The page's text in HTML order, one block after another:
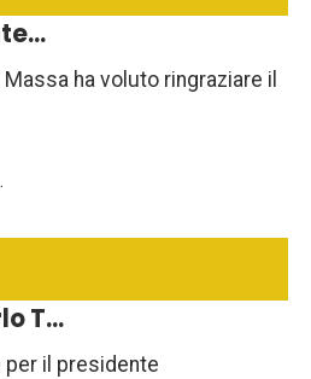
ha voluto ringraziare il
T...
il presidente